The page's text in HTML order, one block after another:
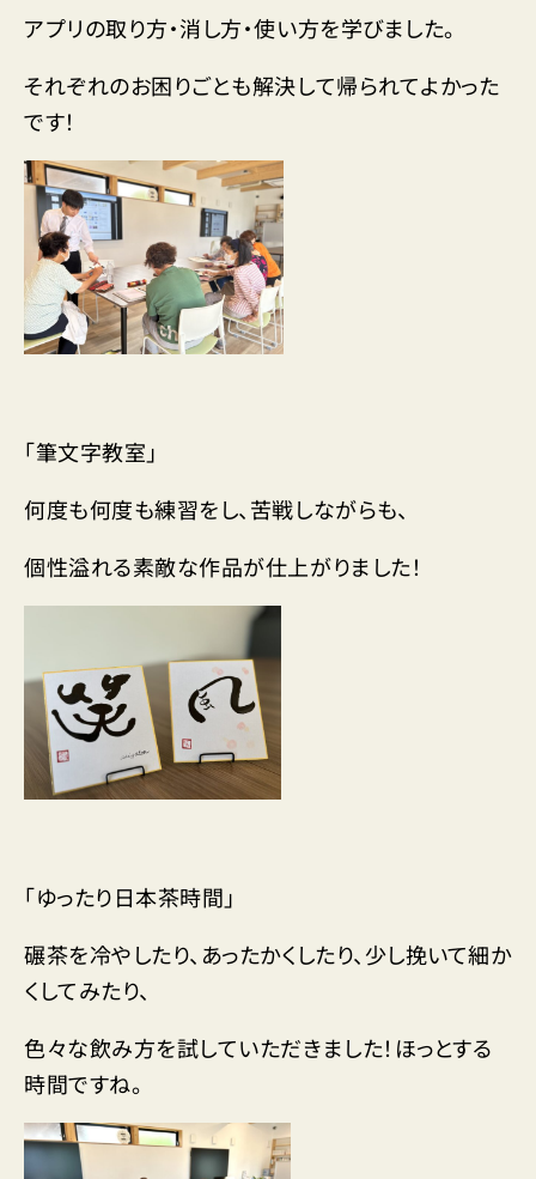
アプリの取り方・消し方・使い方を学びました。
それぞれのお困りごとも解決して帰られてよかった
です！
「筆文字教室」
何度も何度も練習をし、苦戦しながらも、
個性溢れる素敵な作品が仕上がりました！
「ゆったり日本茶時間」
碾茶を冷やしたり、あったかくしたり、少し挽いて細か
くしてみたり、
色々な飲み方を試していただきました！ほっとする
時間ですね。